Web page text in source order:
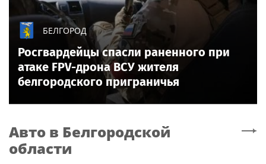
БЕЛГОРОД
Росгвардейцы спасли раненного при
атаке FPV-дрона ВСУ жителя
белгородского приграничья
Авто в Белгородской
области